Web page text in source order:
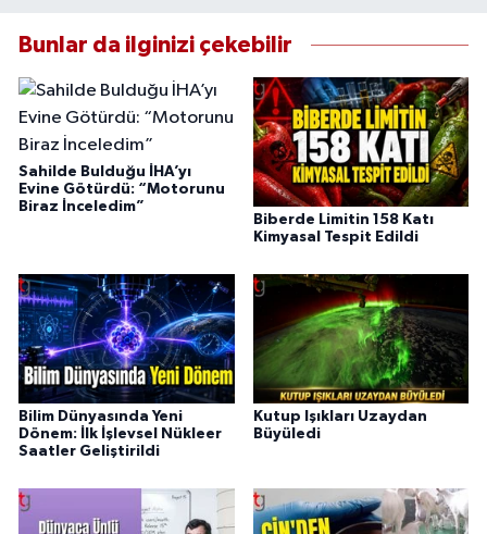
Bunlar da ilginizi çekebilir
Sahilde Bulduğu İHA’yı
Evine Götürdü: “Motorunu
Biraz İnceledim”
Biberde Limitin 158 Katı
Kimyasal Tespit Edildi
Bilim Dünyasında Yeni
Dönem: İlk İşlevsel Nükleer
Saatler Geliştirildi
Kutup Işıkları Uzaydan
Büyüledi